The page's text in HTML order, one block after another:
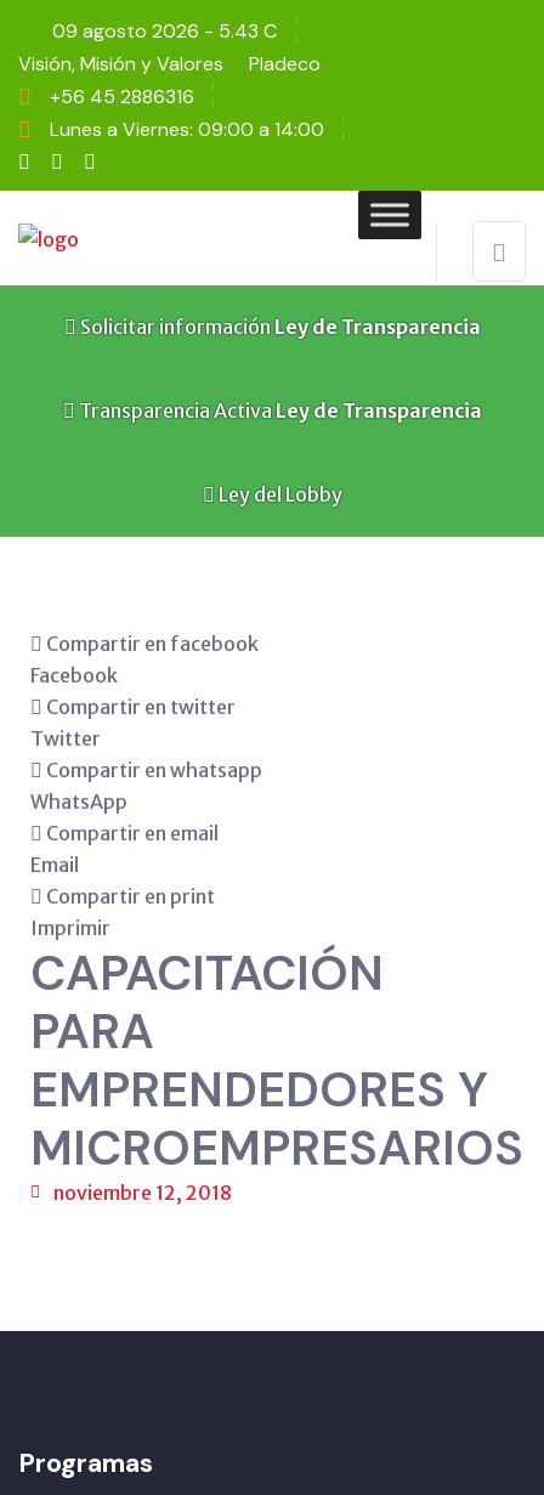
09 agosto 2026 - 5.43 C
Visión, Misión y Valores
Pladeco
+56 45 2886316
Lunes a Viernes: 09:00 a 14:00
Solicitar informaciónLey de Transparencia
Transparencia ActivaLey de Transparencia
Ley del Lobby
Compartir en facebook
Facebook
Compartir en twitter
Twitter
Compartir en whatsapp
WhatsApp
Compartir en email
Email
Compartir en print
Imprimir
CAPACITACIÓN
PARA
EMPRENDEDORES Y
MICROEMPRESARIOS
noviembre 12, 2018
Programas